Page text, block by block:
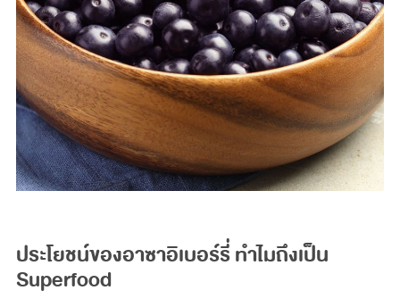
ประโยชน์ของอาซาอิเบอร์รี่ ทำไมถึงเป็น
Superfood